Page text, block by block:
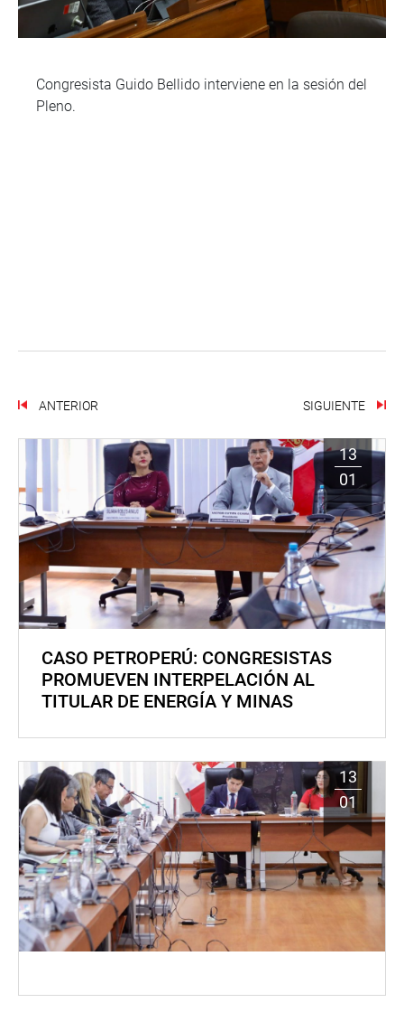
Congresista Guido Bellido interviene en la sesión del
Pleno.
ANTERIOR SIGUIENTE
13
01
CASO PETROPERÚ: CONGRESISTAS
PROMUEVEN INTERPELACIÓN AL
TITULAR DE ENERGÍA Y MINAS
13
01